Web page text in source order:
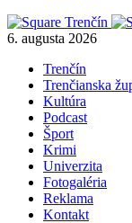
6. augusta 2026
Trenčín
Trenčianska
Kultúra
Podcast
Šport
Krimi
Univerzita
Fotogaléria
Reklama
Kontakt